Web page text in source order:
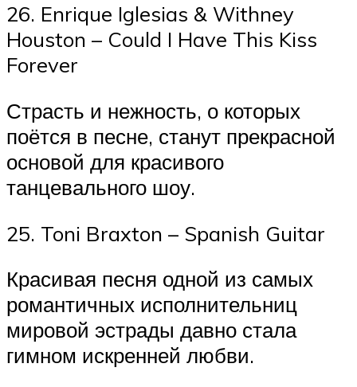
26. Enrique Iglesias & Withney
Houston – Could I Have This Kiss
Forever
Страсть и нежность, о которых
поётся в песне, станут прекрасной
основой для красивого
танцевального шоу.
25. Toni Braxton – Spanish Guitar
Красивая песня одной из самых
романтичных исполнительниц
мировой эстрады давно стала
гимном искренней любви.